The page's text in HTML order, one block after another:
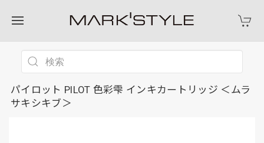
パイロット PILOT 色彩雫 インキカートリッジ ＜ムラ
サキシキブ＞